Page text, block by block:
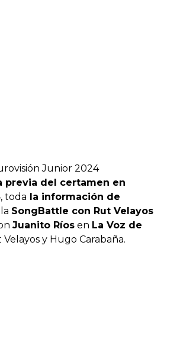
Junior 2024
previa del certamen en
, toda la información de
SongBattle con Rut Velayos
Juanito Ríos en La Voz de
y Hugo Carabaña.